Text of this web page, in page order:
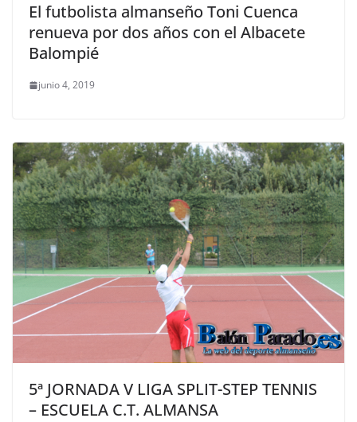
El futbolista almanseño Toni Cuenca
renueva por dos años con el Albacete
Balompié
junio 4, 2019
5ª JORNADA V LIGA SPLIT-STEP TENNIS
– ESCUELA C.T. ALMANSA